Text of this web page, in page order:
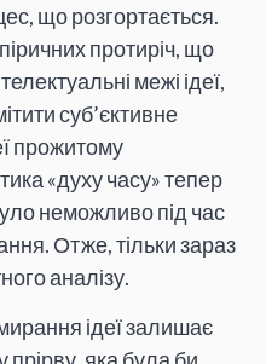
що розгортається.
протиріч, що
межі ідеї,
суб’єктивне
прожитому
«духу часу» тепер
неможливо під час
Отже, тільки зараз
аналізу.
ідеї залишає